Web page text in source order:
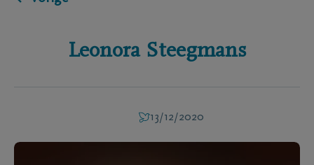
Leonora Steegmans
13/12/2020